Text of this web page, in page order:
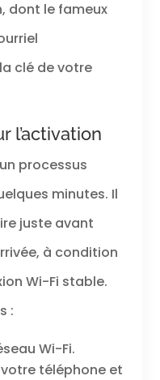
dont le fameux
clé de votre
l’activation
processus
minutes. Il
juste avant
à condition
Wi-Fi stable.
:
Wi-Fi.
téléphone et